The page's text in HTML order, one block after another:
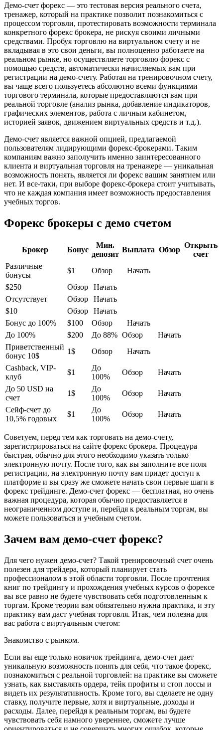
Демо-счет форекс — это тестовая версия реального счета,
тренажер, который на практике позволит познакомиться с
процессом торговли, протестировать возможности терминала
конкретного форекс брокера, не рискуя своими личными
средствами. Пробуя торговлю на виртуальном счету и не
вкладывая в это свои деньги, вы полноценно работаете на
реальном рынке, но осуществляете торговлю форекс с
помощью средств, автоматически начисляемых вам при
регистрации на демо-счету. Работая на тренировочном счету,
вы чаще всего пользуетесь абсолютно всеми функциями
торгового терминала, которые предоставляются вам при
реальной торговле (анализ рынка, добавление индикаторов,
графических элементов, работа с личным кабинетом,
историей заявок, движением виртуальных средств и т.д.).
Демо-счет является важной опцией, предлагаемой
пользователям лидирующими форекс-брокерами. Таким
компаниям важно заполучить именно заинтересованного
клиента и виртуальная торговля на тренажере — уникальная
возможность понять, является ли форекс вашим занятием или
нет. И все-таки, при выборе форекс-брокера стоит учитывать,
что не каждая компания имеет возможность предоставления
учебных торгов.
Форекс брокеры с демо счетом
Брокер Бонус
Мин.
депозит
Выплата Обзор
Открыть
счет
Различные
бонусы
$1 Обзор
Начать
$250
Обзор
Начать
Отсутствует
Обзор
Начать
$10
Обзор
Начать
Бонус до 100%
$100 Обзор
Начать
До 100%
$200 До 88% Обзор
Начать
Приветственный
бонус 10$
1$ Обзор
Начать
Cashback, VIP-
клуб
$1
До
100%
Обзор
Начать
До 50 USD на
счет
1$
До
100%
Обзор
Начать
Сейф-счет до
10,5% годовых
$1
До
100%
Обзор Начать
Советуем, перед тем как торговать на демо-счету,
зарегистрироваться на сайте форекс брокера. Процедура
быстрая, обычно для этого необходимо указать только
электронную почту. После того, как вы заполните все поля
регистрации, на электронную почту вам придет доступ к
платформе и вы сразу же сможете начать свои первые шаги в
форекс трейдинге. Демо-счет форекс — бесплатная, но очень
важная процедура, которая обычно предоставляется в
неограниченном доступе и, перейдя к реальным торгам, вы
можете пользоваться и учебным счетом.
Зачем вам демо-счет форекс?
Для чего нужен демо-счет? Такой тренировочный счет очень
полезен для трейдера, который планирует стать
профессионалом в этой области торговли. После прочтения
книг по трейдингу и прохождения учебных курсов о форексе
вы все равно не будете чувствовать себя подготовленным к
торгам. Кроме теории вам обязательно нужна практика, и эту
практику вам даст учебная торговля. Итак, чем полезна для
вас работа с виртуальным счетом:
Знакомство с рынком.
Если вы еще только новичок трейдинга, демо-счет дает
уникальную возможность понять для себя, что такое форекс,
познакомиться с реальной торговлей: на практике вы сможете
узнать, как выставлять ордера, тейк профиты и стоп лоссы и
видеть их результативность. Кроме того, вы сделаете не одну
ставку, получите первые, хотя и виртуальные, доходы и
расходы. Далее, перейдя к реальным торгам, вы будете
чувствовать себя намного увереннее, сможете лучше